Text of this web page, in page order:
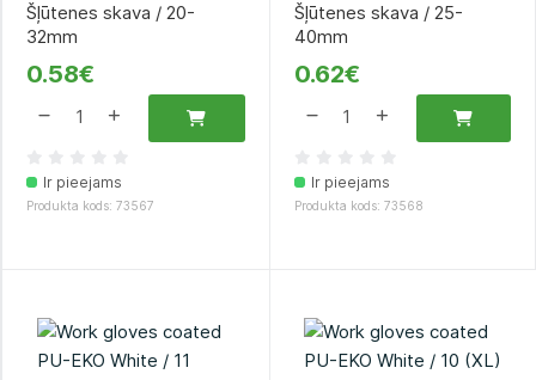
Šļūtenes skava / 20-
32mm
0.58€
Ir pieejams
Produkta kods: 73567
Šļūtenes skava / 25-
40mm
0.62€
Ir pieejams
Produkta kods: 73568